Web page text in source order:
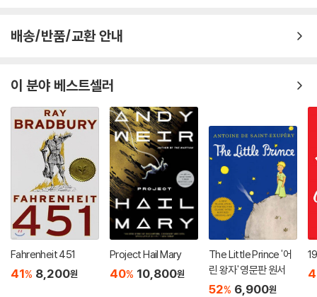
배송/반품/교환 안내
이 분야 베스트셀러
Fahrenheit 451
41% 8,200원
Project Hail Mary
40% 10,800원
The Little Prince '어
린 왕자' 영문판 원서
52% 6,900원